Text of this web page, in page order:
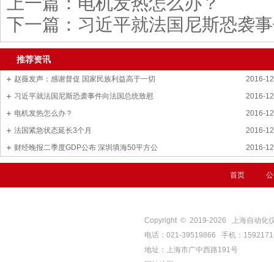
下一篇： 习近平就法国尼斯恐袭
推荐资讯
2016-
赵薇发声：感谢督促 国家民族利益高于一切
2016-
习近平就法国尼斯恐袭事件向法国总统致慰
2016-
电机发热怎么办？
2016-
法国紧急状态延长3个月
2016-
财经晚报二季度GDP公布 深圳填海50平方公
首页
Copyright © 2019-2026
上海自动化
电话：021-39519866 手机：
地址：上海市广中西路191号